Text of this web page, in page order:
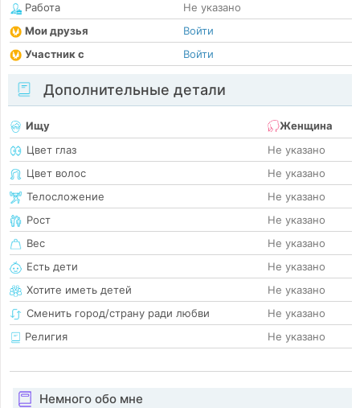
Работа
Не указано
Мои друзья
Войти
Участник с
Войти
Дополнительные детали
Ищу
Женщина
Цвет глаз
Не указано
Цвет волос
Не указано
Телосложение
Не указано
Рост
Не указано
Вес
Не указано
Есть дети
Не указано
Хотите иметь детей
Не указано
Сменить город/страну ради любви
Не указано
Религия
Не указано
Немного обо мне